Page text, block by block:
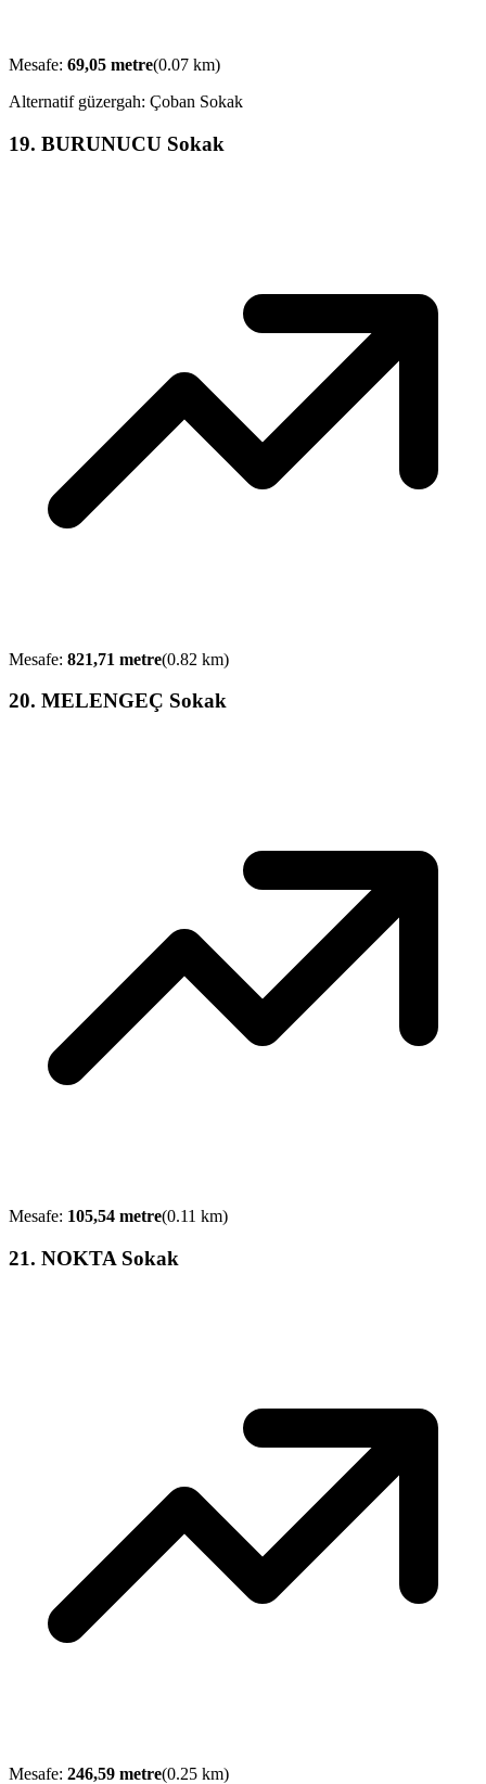
Mesafe: 69,05 metre(0.07 km)
Alternatif güzergah: Çoban Sokak
19. BURUNUCU Sokak
Mesafe: 821,71 metre(0.82 km)
20. MELENGEÇ Sokak
Mesafe: 105,54 metre(0.11 km)
21. NOKTA Sokak
Mesafe: 246,59 metre(0.25 km)